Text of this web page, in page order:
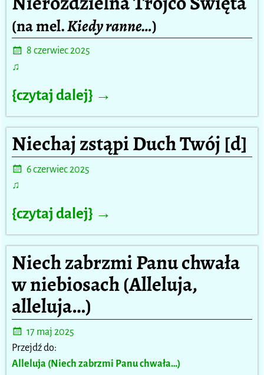
(na mel.Kiedy ranne…)
8 czerwiec 2025
♫
{czytaj dalej} →
Niechaj zstąpi Duch Twój [d]
6 czerwiec 2025
♫
{czytaj dalej} →
Niech zabrzmi Panu chwała
w niebiosach (Alleluja,
alleluja…)
17 maj 2025
Przejdź do:
Alleluja (Niech zabrzmi Panu chwała…)